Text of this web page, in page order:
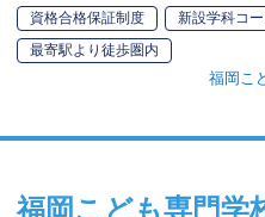
資格合格保証制度 新設学科コー
最寄駅より徒歩圏内
福岡こ
福岡こども専門学